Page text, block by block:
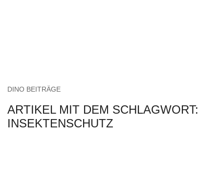
DINO BEITRÄGE
ARTIKEL MIT DEM SCHLAGWORT:
INSEKTENSCHUTZ